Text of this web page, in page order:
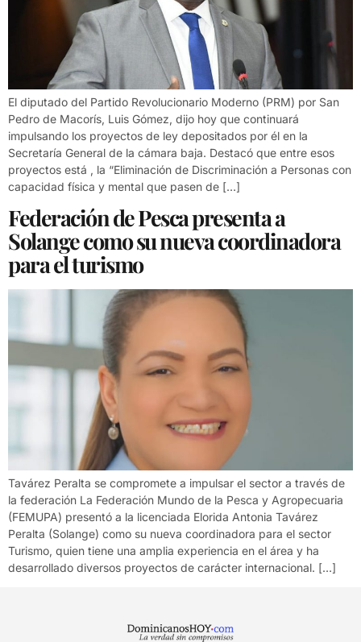
El diputado del Partido Revolucionario Moderno (PRM) por San
Pedro de Macorís, Luis Gómez, dijo hoy que continuará
impulsando los proyectos de ley depositados por él en la
Secretaría General de la cámara baja. Destacó que entre esos
proyectos está , la “Eliminación de Discriminación a Personas con
capacidad física y mental que pasen de […]
Federación de Pesca presenta a
Solange como su nueva coordinadora
para el turismo
Tavárez Peralta se compromete a impulsar el sector a través de
la federación La Federación Mundo de la Pesca y Agropecuaria
(FEMUPA) presentó a la licenciada Elorida Antonia Tavárez
Peralta (Solange) como su nueva coordinadora para el sector
Turismo, quien tiene una amplia experiencia en el área y ha
desarrollado diversos proyectos de carácter internacional. […]